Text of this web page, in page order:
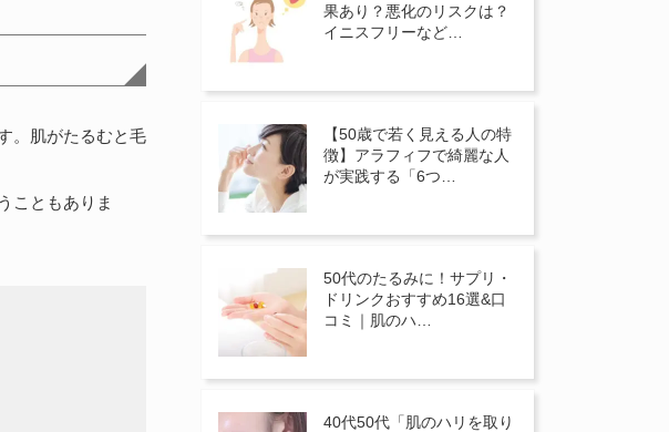
。肌がたるむと毛
こともありま
果あり？悪化のリスクは？
イニスフリーなど…
【50歳で若く見える人の特
徴】アラフィフで綺麗な人
が実践する「6つ…
50代のたるみに！サプリ・
ドリンクおすすめ16選&口
コミ｜肌のハ…
40代50代「肌のハリを取り